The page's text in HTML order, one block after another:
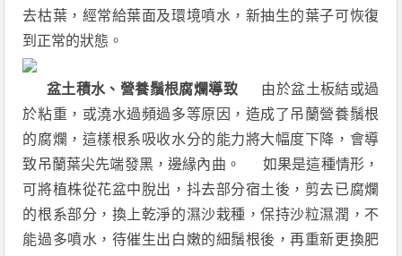
去枯葉，經常給葉面及環境噴水，新抽生的葉子可恢復
到正常的狀態。
盆土積水、營養鬚根腐爛導致由於盆土板結或過
於粘重，或澆水過頻過多等原因，造成了吊蘭營養鬚根
的腐爛，這樣根系吸收水分的能力將大幅度下降，會導
致吊蘭葉尖先端發黑，邊緣內曲。 如果是這種情形，
可將植株從花盆中脫出，抖去部分宿土後，剪去已腐爛
的根系部分，換上乾淨的濕沙栽種，保持沙粒濕潤，不
能過多噴水，待催生出白嫩的細鬚根後，再重新更換肥